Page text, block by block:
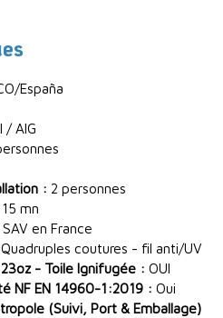
España
/ AIG
: 2 personnes
15 mn
SAV en France
coutures - fil anti/UV
- Toile Ignifugée : OUI
NF EN 14960-1:2019 : Oui
(Suivi, Port & Emballage)